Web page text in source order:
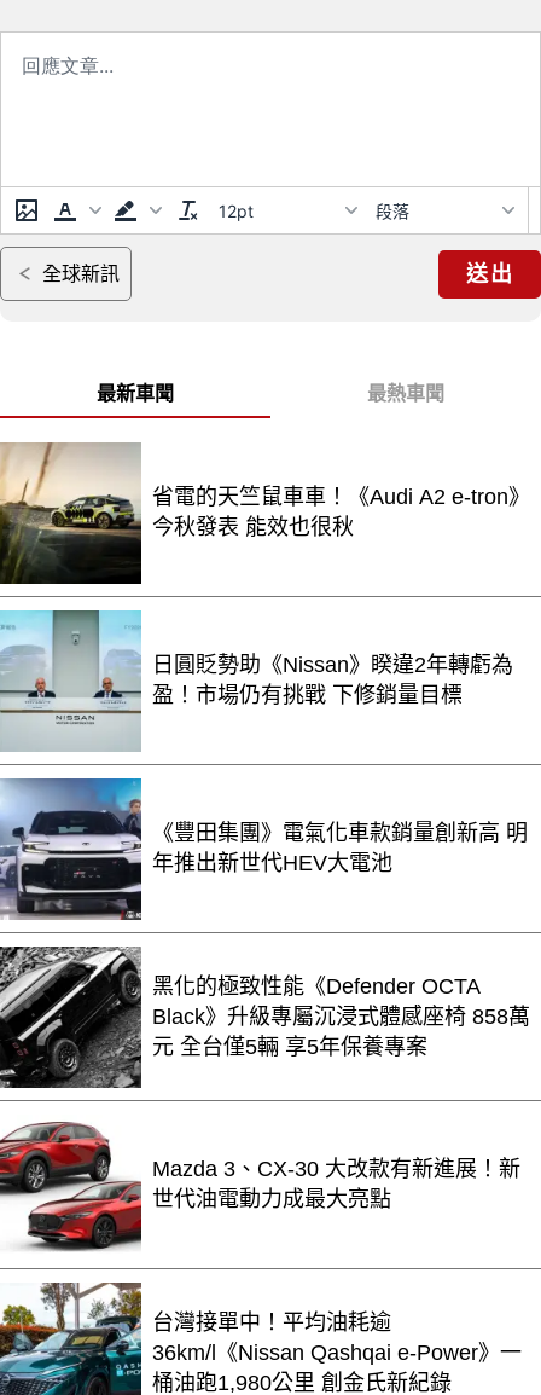
12pt 段落
全球新訊 送出
最新車聞 最熱車聞
省電的天竺鼠車車！《Audi A2 e-tron》
今秋發表 能效也很秋
日圓貶勢助《Nissan》睽違2年轉虧為
盈！市場仍有挑戰 下修銷量目標
《豐田集團》電氣化車款銷量創新高 明
年推出新世代HEV大電池
黑化的極致性能《Defender OCTA
Black》升級專屬沉浸式體感座椅 858萬
元 全台僅5輛 享5年保養專案
Mazda 3、CX-30 大改款有新進展！新
世代油電動力成最大亮點
台灣接單中！平均油耗逾
36km/l《Nissan Qashqai e-Power》一
桶油跑1,980公里 創金氏新紀錄